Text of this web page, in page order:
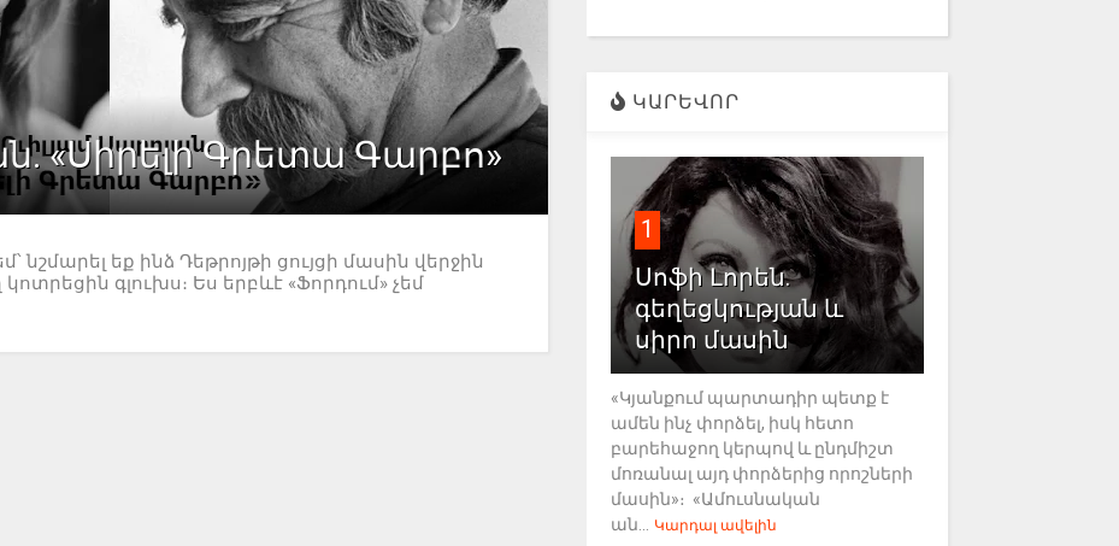
«Սիրելի Գրետա Գարբո»
նշմարել եք ինձ Դեթրոյթի ցույցի մասին վերջին
գլուխս։ Ես երբևէ «Ֆորդում» չեմ
ԿԱՐԵՎՈՐ
1
Սոֆի Լորեն.
գեղեցկության և
սիրո մասին
«Կյանքում պարտադիր պետք է
ամեն ինչ փորձել, իսկ հետո
բարեհաջող կերպով և ընդմիշտ
մոռանալ այդ փորձերից որոշների
մասին»։ «Ամուսնական
ան...
Կարդալ ավելին